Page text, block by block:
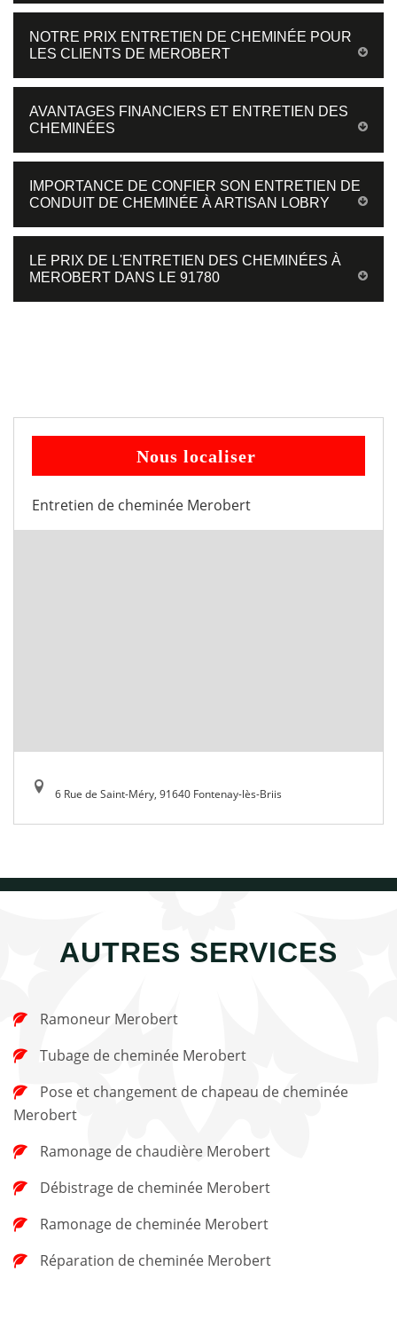
NOTRE PRIX ENTRETIEN DE CHEMINÉE POUR
LES CLIENTS DE MEROBERT
AVANTAGES FINANCIERS ET ENTRETIEN DES
CHEMINÉES
IMPORTANCE DE CONFIER SON ENTRETIEN DE
CONDUIT DE CHEMINÉE À ARTISAN LOBRY
LE PRIX DE L'ENTRETIEN DES CHEMINÉES À
MEROBERT DANS LE 91780
Nous localiser
Entretien de cheminée Merobert
6 Rue de Saint-Méry, 91640 Fontenay-lès-Briis
AUTRES SERVICES
Ramoneur Merobert
Tubage de cheminée Merobert
Merobert
Ramonage de chaudière Merobert
Débistrage de cheminée Merobert
Ramonage de cheminée Merobert
Réparation de cheminée Merobert